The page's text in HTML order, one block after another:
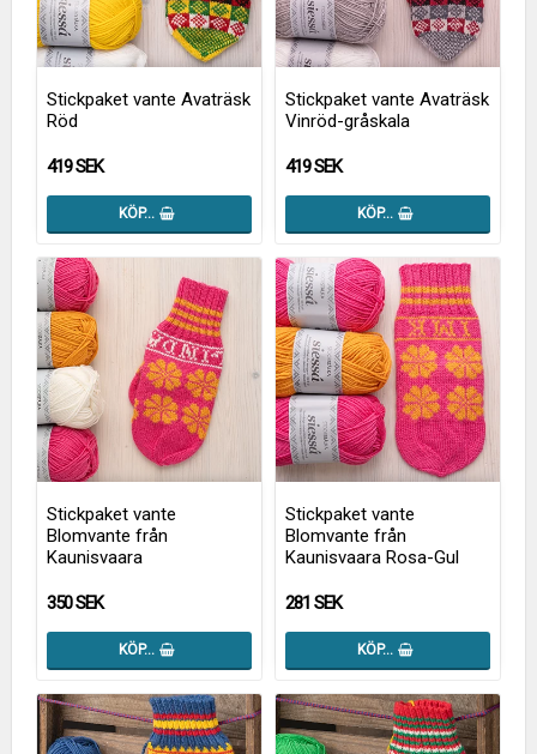
Stickpaket vante Avaträsk
Röd
419 SEK
KÖP…
Stickpaket vante Avaträsk
Vinröd-gråskala
419 SEK
KÖP…
Stickpaket vante
Blomvante från
Kaunisvaara
350 SEK
KÖP…
Stickpaket vante
Blomvante från
Kaunisvaara Rosa-Gul
281 SEK
KÖP…